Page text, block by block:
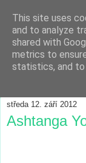
středa 12. září 2012
Ashtanga
This site uses
and to analyze
shared with
metrics to
statistics, and to